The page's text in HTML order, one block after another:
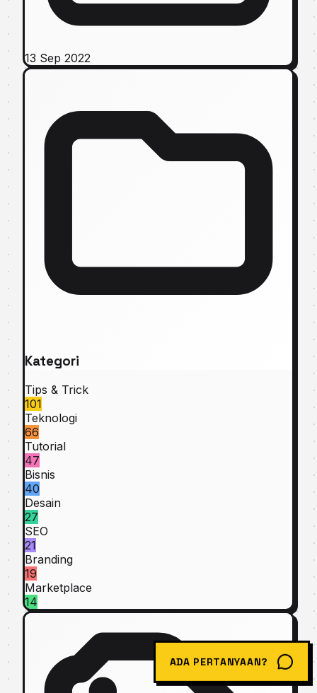
13 Sep 2022
Kategori
Tips & Trick
101
Teknologi
66
Tutorial
47
Bisnis
40
Desain
27
SEO
21
Branding
19
Marketplace
14
ADA PERTANYAAN?